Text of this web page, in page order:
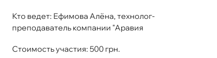
Кто ведет: Ефимова Алёна, технолог-
преподаватель компании "Аравия
Стоимость участия: 500 грн.